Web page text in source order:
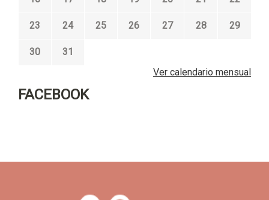
23 24 25 26 27 28 29
30
31
Ver calendario mensual
FACEBOOK